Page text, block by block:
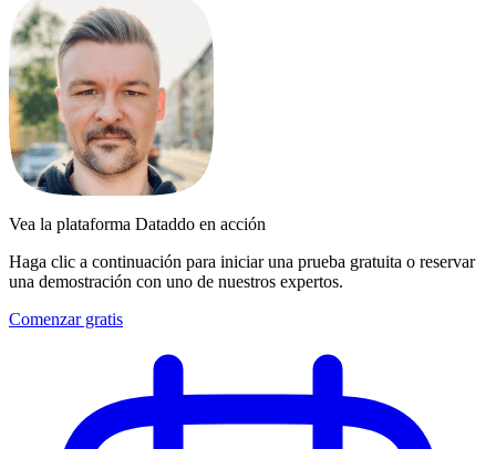
Vea la plataforma Dataddo en acción
Haga clic a continuación para iniciar una prueba gratuita o reservar
una demostración con uno de nuestros expertos.
Comenzar gratis